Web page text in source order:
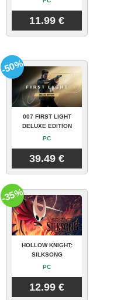
11.99 €
007 FIRST LIGHT
DELUXE EDITION
PC
39.49 €
-50%
HOLLOW KNIGHT:
SILKSONG
PC
12.99 €
-35%